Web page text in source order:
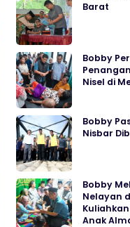
Barat
Bobby
Nisel di
Bobby
Nisbar
Bobby
Nelayan
Anak